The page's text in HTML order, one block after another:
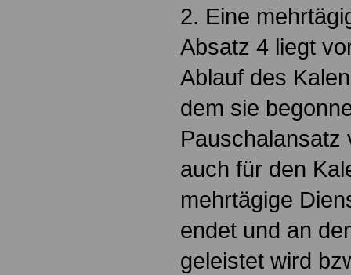
2. Eine
Absatz 4 liegt
Ablauf des
dem sie
Pauschalansatz
auch für den
mehrtägige
endet und an
geleistet wird